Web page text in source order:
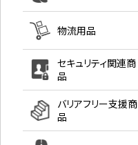
物流用品
セキュリティ関連商
品
バリアフリー支援商
品